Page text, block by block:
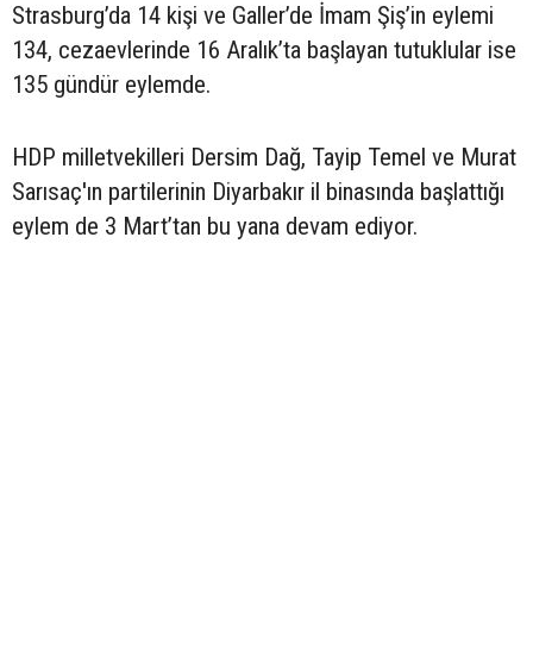
Strasburg’da 14 kişi ve Galler’de İmam Şiş’in eylemi
134, cezaevlerinde 16 Aralık’ta başlayan tutuklular ise
135 gündür eylemde.
HDP milletvekilleri Dersim Dağ, Tayip Temel ve Murat
Sarısaç'ın partilerinin Diyarbakır il binasında başlattığı
eylem de 3 Mart’tan bu yana devam ediyor.